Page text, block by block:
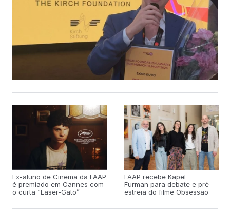
Selecionado por um júri internacional, o projeto de Zanatta foi
destacado pelo potencial de crescimento e reconhecimento,
bem como pela força de possíveis colaborações além de
fronteiras. Ao agradecer o prêmio, a ex-aluna da FAAP
ressaltou a importância do apoio do programa e descreveu
seu longa como “uma comédia romântica queer sobre duas
avós católicas que se apaixonam em uma pequena cidade
interiorana no Brasil”. A edição deste ano reuniu cineastas do
Brasil, França, Alemanha/Síria, Índia, México e Irlanda do
na formação de novos talentos do
Ex-aluno de Cinema da FAAP
é premiado em Cannes com
o curta “Laser-Gato”
FAAP recebe Kapel
Furman para debate e pré-
estreia do filme Obsessão